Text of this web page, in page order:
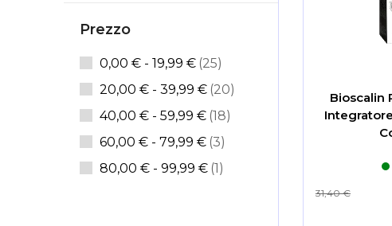
Bioscalin
31,40 €
NO BRAND
Prezzo
0,00 € - 19,99 € 25articoli
20,00 € - 39,99 € 20articoli
40,00 € - 59,99 € 18articoli
60,00 € - 79,99 € 3articoli
80,00 € - 99,99 € 1 elemento